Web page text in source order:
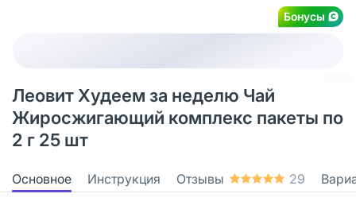
Бонусы
Леовит Худеем за неделю Чай
Жиросжигающий комплекс пакеты по
2 г 25 шт
Основное Инструкция Отзывы 29